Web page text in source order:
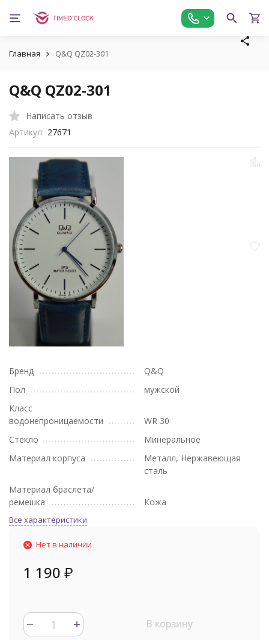
Главная Q&Q QZ02-301
Q&Q QZ02-301
Написать отзыв
Артикул: 27671
Бренд
Q&Q
Пол
мужской
Класс
водонепроницаемости
WR 30
Стекло
Минеральное
Материал корпуса
Металл, Нержавеющая
сталь
Материал браслета/
ремешка
Кожа
Все характеристики
Нет в наличии
1 190 ₽
В корзину